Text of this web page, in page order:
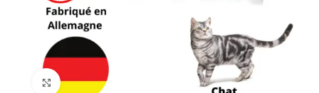
Cliquez pour agrandir